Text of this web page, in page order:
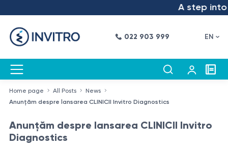
A step into
022 903 999 EN
Home page All Posts
News
Anunțăm despre lansarea CLINICII Invitro Diagnostics
Anunțăm despre lansarea CLINICII Invitro
Diagnostics